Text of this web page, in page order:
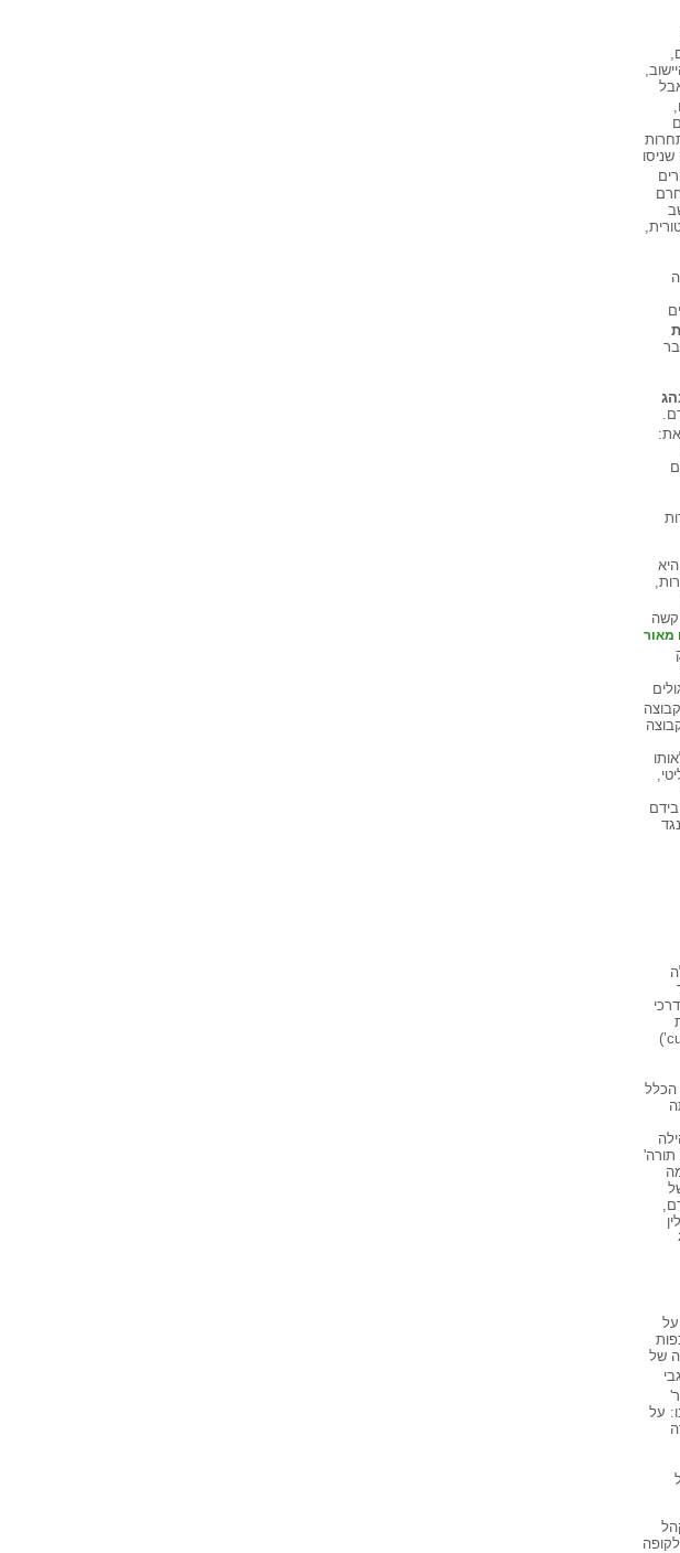
קשה
מאור
מאופיינת בבירור במתן זכויות יתר ליחידים מיוחסים. הנלווים אליהם רק נרמזים (‘cum pares eorum’)
הכלל
של
על